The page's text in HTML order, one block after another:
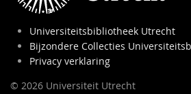
Universiteitsbibliotheek Utrecht
Bijzondere Collecties
Privacy verklaring
© 2026 Universiteit Utrecht